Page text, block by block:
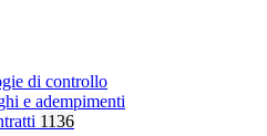
di controllo
e adempimenti
1136